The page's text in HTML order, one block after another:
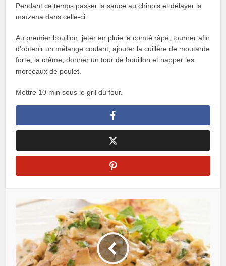
Pendant ce temps passer la sauce au chinois et délayer la
maïzena dans celle-ci.
Au premier bouillon, jeter en pluie le comté râpé, tourner afin
d’obtenir un mélange coulant, ajouter la cuillère de moutarde
forte, la crème, donner un tour de bouillon et napper les
morceaux de poulet.
Mettre 10 min sous le gril du four.